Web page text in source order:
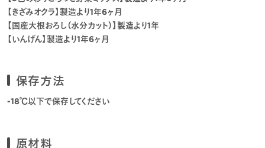
【きざみオクラ】製造より1年6ヶ月
【国産大根おろし（水分カット）】製造より1年
【いんげん】製造より1年6ヶ月
保存方法
-18℃以下で保存してください
原材料